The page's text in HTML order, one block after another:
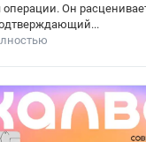
Он